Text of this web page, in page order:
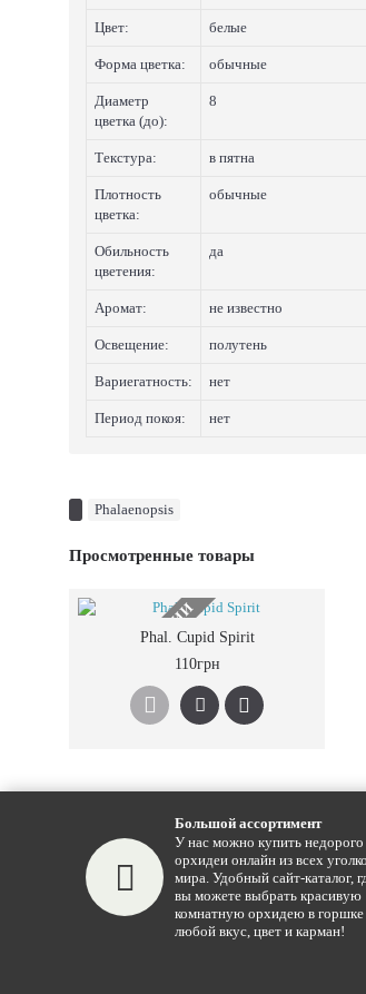
Цвет: белые
Форма цветка: обычные
Диаметр
цветка (до):
8
Текстура: в пятна
Плотность
цветка:
обычные
Обильность
цветения:
да
Аромат: не известно
Освещение: полутень
Вариегатность: нет
Период покоя: нет
Phalaenopsis
Просмотренные товары
НЕТ В НАЛИЧИИ
Phal. Cupid Spirit
110грн
Большой ассортимент
У нас можно купить недорого
орхидеи онлайн из всех
мира. Удобный сайт-каталог,
вы можете выбрать красивую
комнатную орхидею в горшке
любой вкус, цвет и карман!